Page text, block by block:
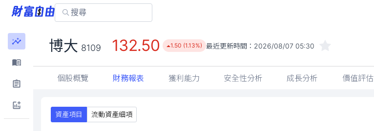
博大 8109 132.50 1.50 (1.13%) 最近更新時間： 2026/08/07 05:30
個股概覽 財務報表 獲利能力 安全性分析 成長分析 價值評估
資產項目 流動資產細項